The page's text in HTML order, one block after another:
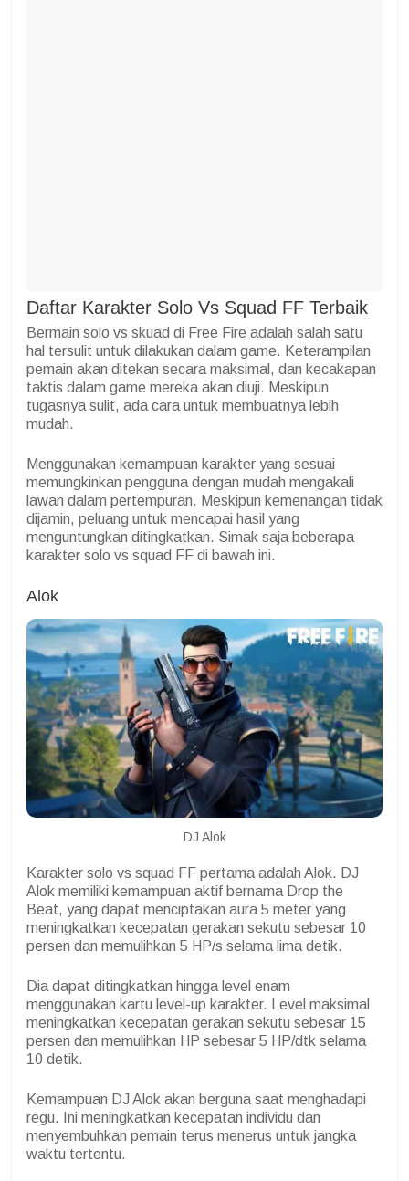
Daftar Karakter Solo Vs Squad FF Terbaik
Bermain solo vs skuad di Free Fire adalah salah satu
hal tersulit untuk dilakukan dalam game. Keterampilan
pemain akan ditekan secara maksimal, dan kecakapan
taktis dalam game mereka akan diuji. Meskipun
tugasnya sulit, ada cara untuk membuatnya lebih
mudah.
Menggunakan kemampuan karakter yang sesuai
memungkinkan pengguna dengan mudah mengakali
lawan dalam pertempuran. Meskipun kemenangan tidak
dijamin, peluang untuk mencapai hasil yang
menguntungkan ditingkatkan. Simak saja beberapa
karakter solo vs squad FF di bawah ini.
Alok
DJ Alok
Karakter solo vs squad FF pertama adalah Alok. DJ
Alok memiliki kemampuan aktif bernama Drop the
Beat, yang dapat menciptakan aura 5 meter yang
meningkatkan kecepatan gerakan sekutu sebesar 10
persen dan memulihkan 5 HP/s selama lima detik.
Dia dapat ditingkatkan hingga level enam
menggunakan kartu level-up karakter. Level maksimal
meningkatkan kecepatan gerakan sekutu sebesar 15
persen dan memulihkan HP sebesar 5 HP/dtk selama
10 detik.
Kemampuan DJ Alok akan berguna saat menghadapi
regu. Ini meningkatkan kecepatan individu dan
menyembuhkan pemain terus menerus untuk jangka
waktu tertentu.